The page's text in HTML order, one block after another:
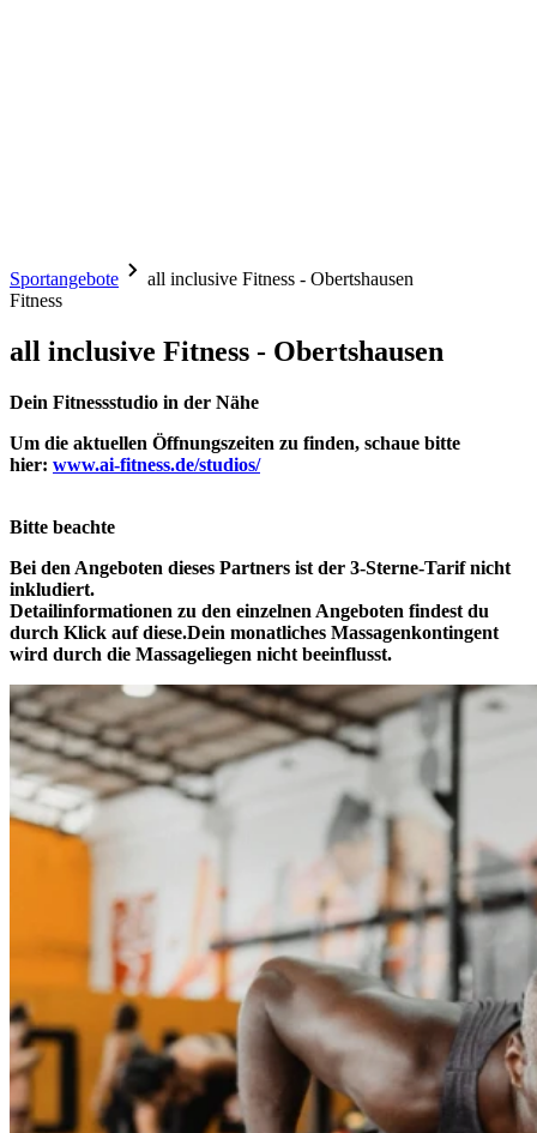
Sportangebote
all inclusive Fitness - Obertshausen
Fitness
all inclusive Fitness - Obertshausen
Dein Fitnessstudio in der Nähe
Um die aktuellen Öffnungszeiten zu finden, schaue bitte
hier: www.ai-fitness.de/studios/
Bitte beachte
Bei den Angeboten dieses Partners ist der 3-Sterne-Tarifnicht
inkludiert.
Detailinformationen zu den einzelnen Angeboten findest du
durch Klick auf diese.Dein monatliches Massagenkontingent
wird durch die Massageliegen nicht beeinflusst.